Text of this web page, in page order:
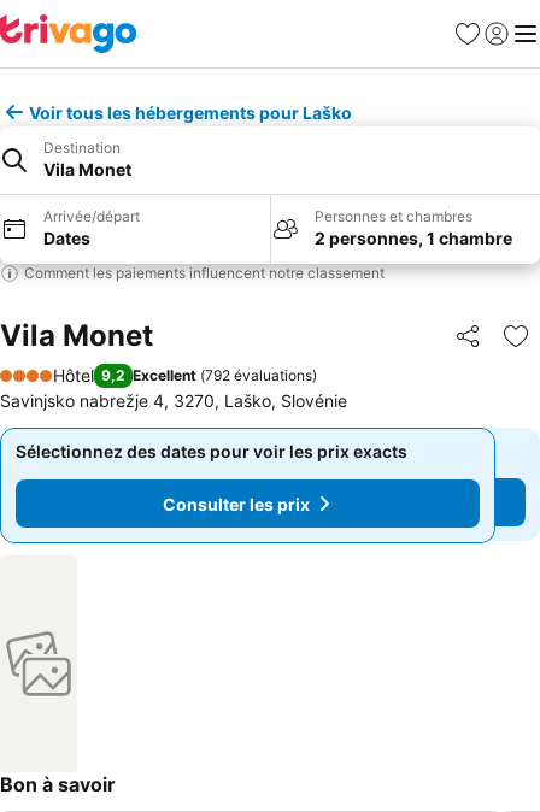
Favoris
Se
Voir tous les hébergements pour Laško
Destination
Vila Monet
Arrivée/départ
Dates
Personnes et chambres
2 personnes, 1 chambre
Comment les paiements influencent notre classement
Vila Monet Partager
4 Étoiles
Hôtel 9,2 Excellent (792 évaluations)
Savinjsko nabrežje 4, 3270, Laško, Slovénie
Sélectionnez des dates pour voir les prix exacts
Consulter les prix
Sélectionnez des dates pour voir les prix exacts
Consulter les prix
Bon à savoir